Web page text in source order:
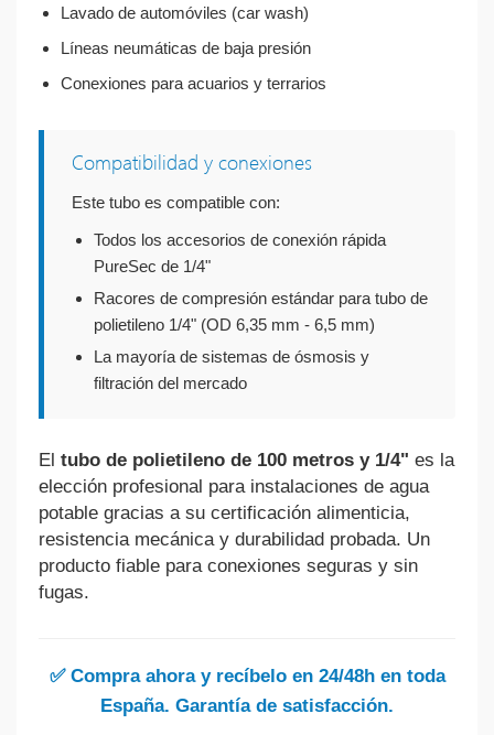
Lavado de automóviles (car wash)
Líneas neumáticas de baja presión
Conexiones para acuarios y terrarios
Compatibilidad y conexiones
Este tubo es compatible con:
Todos los accesorios de conexión rápida
PureSec de 1/4"
Racores de compresión estándar para tubo de
polietileno 1/4" (OD 6,35 mm - 6,5 mm)
La mayoría de sistemas de ósmosis y
filtración del mercado
El tubo de polietileno de 100 metros y 1/4" es la
elección profesional para instalaciones de agua
potable gracias a su certificación alimenticia,
resistencia mecánica y durabilidad probada. Un
producto fiable para conexiones seguras y sin
fugas.
✅ Compra ahora y recíbelo en 24/48h en toda
España. Garantía de satisfacción.